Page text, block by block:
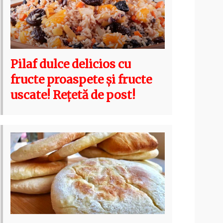
Pilaf dulce delicios cu
fructe proaspete și fructe
uscate! Rețetă de post!